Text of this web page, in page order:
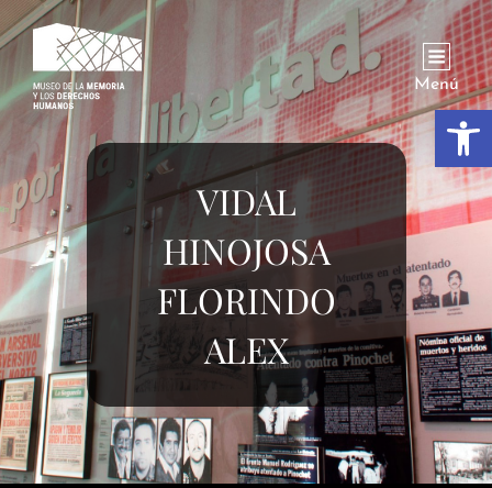
Menú
VIDAL
HINOJOSA
FLORINDO
ALEX